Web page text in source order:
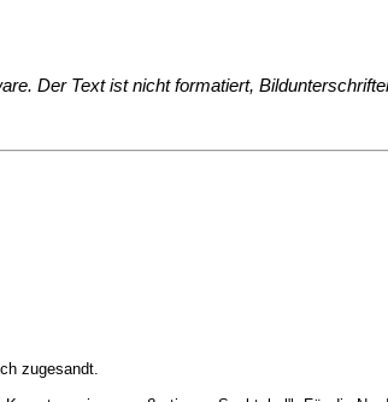
Der Text ist nicht formatiert,
zugesandt.